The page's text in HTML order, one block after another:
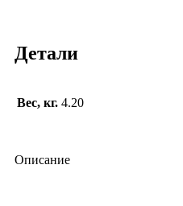
Детали
Вес, кг. 4.20
Описание